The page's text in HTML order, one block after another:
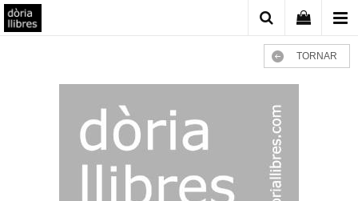
TORNAR